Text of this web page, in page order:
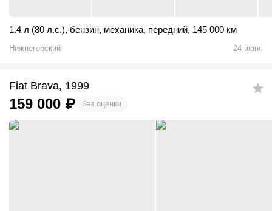
1.4 л (80 л.с.), бензин, механика, передний, 145 000 км
Нижнегорский 24 июня
Fiat Brava, 1999
159 000 ₽ без оценки